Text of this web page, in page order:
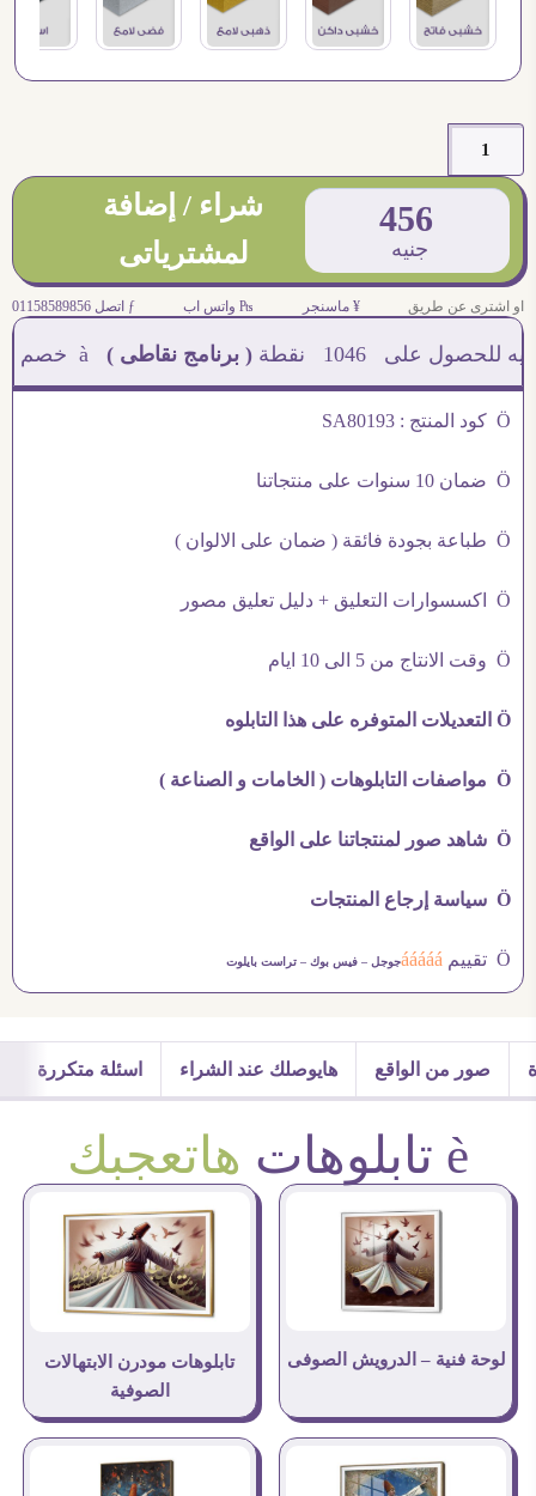
456
جنيه
شراء / إضافة
لمشترياتى
او اشترى عن طريق ¥ ماسنجر ₧ واتس اب ƒ اتصل 01158589856
1046 نقطة( برنامج نقاطى )à خصم 5% للعملاء الجدد à شحن مجانى عند الشراء ب 4000 جنيه à
Ö كود المنتج : SA80193
Ö ضمان 10 سنوات على منتجاتنا
Ö طباعة بجودة فائقة ( ضمان على الالوان )
Ö اكسسوارات التعليق + دليل تعليق مصور
Ö وقت الانتاج من 5 الى 10 ايام
Ö التعديلات المتوفره على هذا التابلوه
Ö مواصفات التابلوهات ( الخامات و الصناعة )
Ö شاهد صور لمنتجاتنا على الواقع
Ö سياسة إرجاع المنتجات
Ö تقييم áááááجوجل – فيس بوك – تراست بايلوت
صور من الواقع هايوصلك عند الشراء اسئلة متكررة
è تابلوهات هاتعجبك
لوحة فنية – الدرويش الصوفى
تابلوهات مودرن الابتهالات
الصوفية